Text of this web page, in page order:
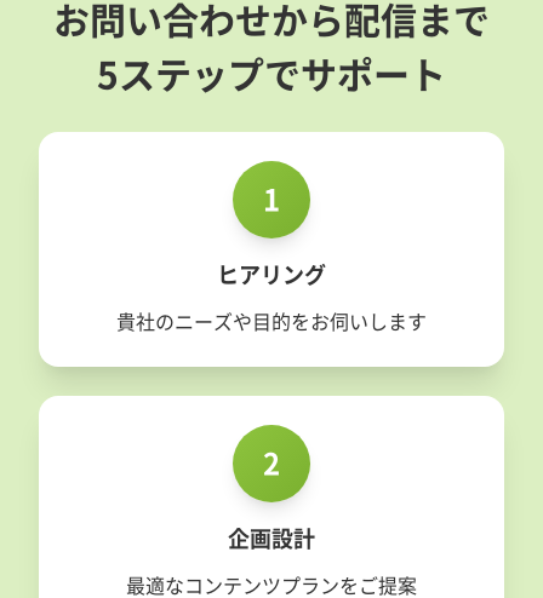
お問い合わせから配信まで
5ステップでサポート
1
ヒアリング
貴社のニーズや目的をお伺いします
2
企画設計
最適なコンテンツプランをご提案